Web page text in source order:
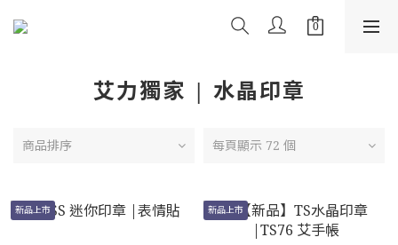
艾力獨家 | 水晶印章
商品排序 每頁顯示 72 個
新品上市 新品上市